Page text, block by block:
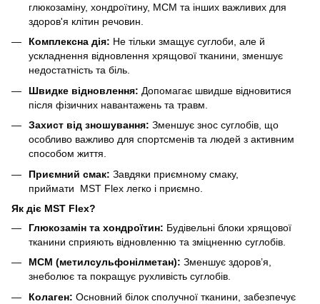
глюкозаміну, хондроїтину, МСМ та інших важливих для
здоров'я клітин речовин.
Комплексна дія: Не тільки змащує суглоби, але й
ускладнення відновлення хрящової тканини, зменшує
недостатність та біль.
Швидке відновлення: Допомагає швидше відновитися
після фізичних навантажень та травм.
Захист від зношування: Зменшує знос суглобів, що
особливо важливо для спортсменів та людей з активним
способом життя.
Приємний смак: Завдяки приємному смаку,
приймати MST Flex легко і приємно.
Як діє MST Flex?
Глюкозамін та хондроїтин: Будівельні блоки хрящової
тканини сприяють відновленню та зміцненню суглобів.
МСМ (метилсульфонілметан): Зменшує здоров’я,
знеболює та покращує рухливість суглобів.
Колаген: Основний білок сполучної тканини, забезпечує